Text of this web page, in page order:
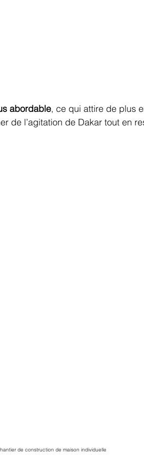
abordable, ce qui attire de plus
de l’agitation de Dakar tout en
de construction de maison individuelle